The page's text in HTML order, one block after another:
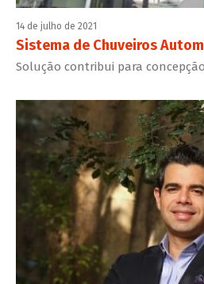
14 de julho de 2021
Sistema de Chuveiros
Solução contribui para